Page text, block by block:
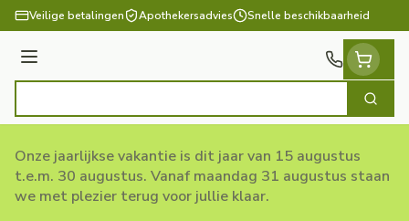
Ga naar de inhoud
Veilige betalingen Apothekersadvies Snelle beschikbaarheid
Menu
Zoek
Onze jaarlijkse vakantie is dit jaar van 15 augustus
t.e.m. 30 augustus. Vanaf maandag 31 augustus staan
we met plezier terug voor jullie klaar.